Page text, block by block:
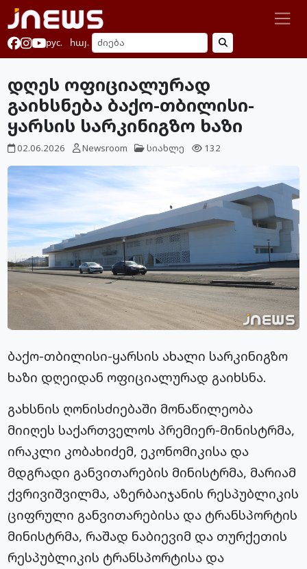
рус. հայ.
დღეს ოფიციალურად
გაიხსნება ბაქო-თბილისი-
ყარსის სარკინიგზო ხაზი
02.06.2026 Newsroom სიახლე 132
ბაქო-თბილისი-ყარსის ახალი სარკინიგზო
ხაზი დღეიდან ოფიციალურად გაიხსნა.
გახსნის ღონისძიებაში მონაწილეობა
მიიღეს საქართველოს პრემიერ-მინისტრმა,
ირაკლი კობახიძემ, ეკონომიკისა და
მდგრადი განვითარების მინისტრმა, მარიამ
ქვრივიშვილმა, აზერბაიჯანის რესპუბლიკის
ციფრული განვითარებისა და ტრანსპორტის
მინისტრმა, რაშად ნაბიევიმ და თურქეთის
რესპუბლიკის ტრანსპორტისა და